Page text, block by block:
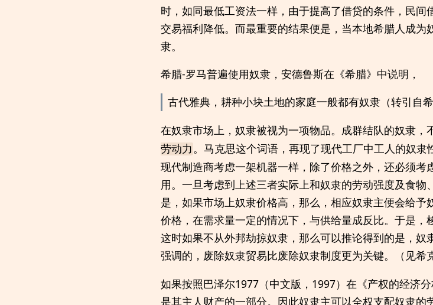
时，如同最低工资法一样，由于提高了借贷的条件，民
交易福利降低。而最重要的结果便是，当本地希腊人成
隶。
希腊-罗马普遍使用奴隶，安德鲁斯在《希腊》中说明，
古代雅典，耕种小块土地的家庭一般都有奴隶（转引自希
在奴隶市场上，奴隶被视为一项物品。成群结队的奴隶，
劳动力 。马克思这个词语，再现了现代工厂中工人的奴
现代制造商考虑一架机器一样，除了价格之外，还必须
用。一旦考虑到上述三者实际上和奴隶的劳动强度及食
是，如果市场上奴隶价格高，那么，相应奴隶主便会给
价格，在需求量一定的情况下，与供给量成反比。于是，
这时如果不从外邦劫掠奴隶，那么可以推论得到的是，
强调的，废除奴隶贸易比废除奴隶制度更为关键。（见希
如果按照巴泽尔1977（中文版，1997）在《产权的经济
是其主人财产的一部分。因此奴隶主可以全权支配奴隶